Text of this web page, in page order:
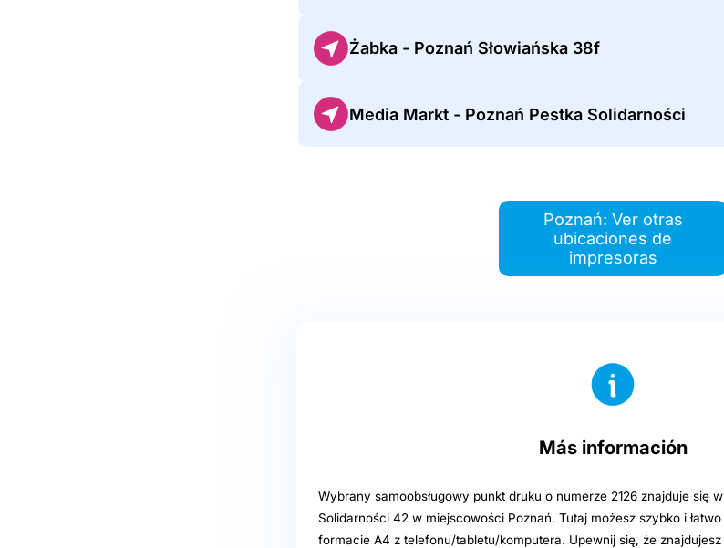
Żabka - Poznań Słowiańska 38f
Media Markt - Poznań Pestka Solidarności
Poznań: Ver otras
ubicaciones de
impresoras
Más información
Wybrany samoobsługowy punkt druku o numerze 2126 znajduje się
Solidarności 42 w miejscowości Poznań. Tutaj możesz szybko i
formacie A4 z telefonu/tabletu/komputera. Upewnij się, że